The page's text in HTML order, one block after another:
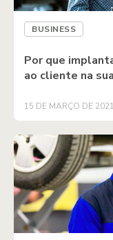
BUSINESS
Por que
ao cliente na
15 DE MARÇO DE 2021